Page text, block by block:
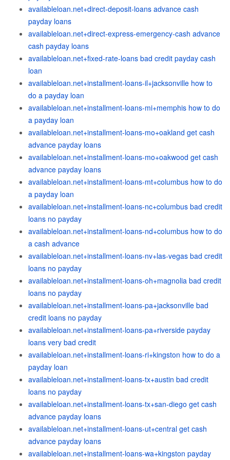
availableloan.net+direct-deposit-loans advance cash
payday loans
availableloan.net+direct-express-emergency-cash advance
cash payday loans
availableloan.net+fixed-rate-loans bad credit payday cash
loan
availableloan.net+installment-loans-il+jacksonville how to
do a payday loan
availableloan.net+installment-loans-mi+memphis how to do
a payday loan
availableloan.net+installment-loans-mo+oakland get cash
advance payday loans
availableloan.net+installment-loans-mo+oakwood get cash
advance payday loans
availableloan.net+installment-loans-mt+columbus how to do
a payday loan
availableloan.net+installment-loans-nc+columbus bad credit
loans no payday
availableloan.net+installment-loans-nd+columbus how to do
a cash advance
availableloan.net+installment-loans-nv+las-vegas bad credit
loans no payday
availableloan.net+installment-loans-oh+magnolia bad credit
loans no payday
availableloan.net+installment-loans-pa+jacksonville bad
credit loans no payday
availableloan.net+installment-loans-pa+riverside payday
loans very bad credit
availableloan.net+installment-loans-ri+kingston how to do a
payday loan
availableloan.net+installment-loans-tx+austin bad credit
loans no payday
availableloan.net+installment-loans-tx+san-diego get cash
advance payday loans
availableloan.net+installment-loans-ut+central get cash
advance payday loans
availableloan.net+installment-loans-wa+kingston payday